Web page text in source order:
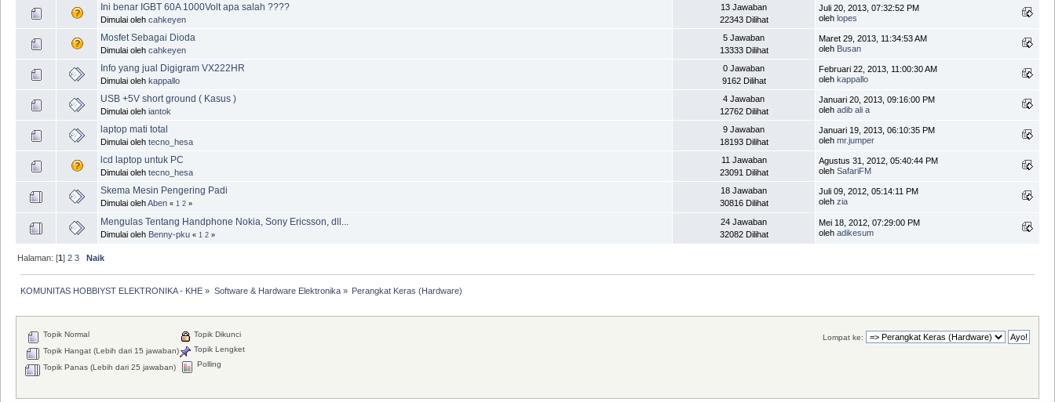
Ini benar IGBT 60A 1000Volt apa salah ????
Dimulai oleh cahkeyen
13 Jawaban
22343 Dilihat
Juli 20, 2013, 07:32:52 PM
oleh lopes
Mosfet Sebagai Dioda
Dimulai oleh cahkeyen
5 Jawaban
13333 Dilihat
Maret 29, 2013, 11:34:53 AM
oleh Busan
Info yang jual Digigram VX222HR
Dimulai oleh kappallo
0 Jawaban
9162 Dilihat
Februari 22, 2013, 11:00:30 AM
oleh kappallo
USB +5V short ground ( Kasus )
Dimulai oleh iantok
4 Jawaban
12762 Dilihat
Januari 20, 2013, 09:16:00 PM
oleh adib ali a
laptop mati total
Dimulai oleh tecno_hesa
9 Jawaban
18193 Dilihat
Januari 19, 2013, 06:10:35 PM
oleh mr.jumper
lcd laptop untuk PC
Dimulai oleh tecno_hesa
11 Jawaban
23091 Dilihat
Agustus 31, 2012, 05:40:44 PM
oleh SafariFM
Skema Mesin Pengering Padi
Dimulai olehAben « 1 2 »
18 Jawaban
30816 Dilihat
Juli 09, 2012, 05:14:11 PM
oleh zia
Mengulas Tentang Handphone Nokia, Sony Ericsson, dll...
Dimulai oleh Benny-pku « 1 2 »
24 Jawaban
32082 Dilihat
Mei 18, 2012, 07:29:00 PM
oleh adikesum
Halaman: [1]2 3 Naik
KOMUNITAS HOBBIYST ELEKTRONIKA - KHE » Software & Hardware Elektronika» Perangkat Keras (Hardware)
Lompat ke:
Topik Normal
Topik Hangat (Lebih dari 15 jawaban)
Topik Panas (Lebih dari 25 jawaban)
Topik Dikunci
Topik Lengket
Polling